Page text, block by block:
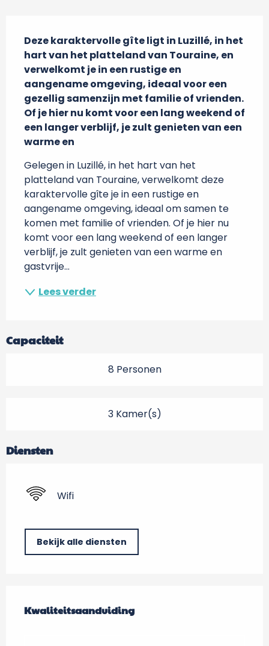
Deze karaktervolle gîte ligt in Luzillé, in het
hart van het platteland van Touraine, en
verwelkomt je in een rustige en
aangename omgeving, ideaal voor een
gezellig samenzijn met familie of vrienden.
Of je hier nu komt voor een lang weekend of
een langer verblijf, je zult genieten van een
warme en
Gelegen in Luzillé, in het hart van het
platteland van Touraine, verwelkomt deze
karaktervolle gîte je in een rustige en
aangename omgeving, ideaal om samen te
komen met familie of vrienden. Of je hier nu
komt voor een lang weekend of een langer
verblijf, je zult genieten van een warme en
gastvrije...
Lees verder
Capaciteit
8 Personen
3 Kamer(s)
Diensten
Wifi
Bekijk alle diensten
Kwaliteitsaanduiding
Kwaliteitsaanduiding